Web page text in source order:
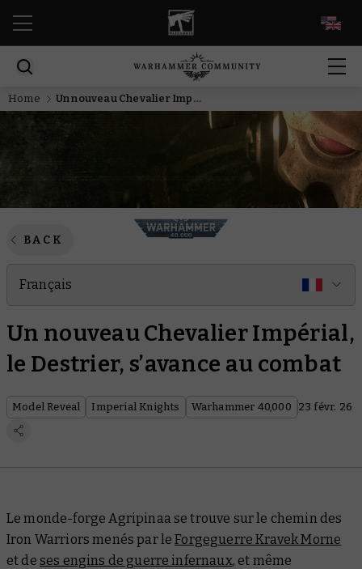
Home Un nouveau Chevalier Impérial, le Destrier, s’avance au combat
BACK
Français
Un nouveau Chevalier Impérial,
le Destrier, s’avance au combat
Model Reveal Imperial Knights Warhammer 40,000 23 févr. 26
Le monde-forge Agripinaa se trouve sur le chemin des
Iron Warriors menés par leForgeguerre Kravek Morne
et de ses engins de guerre infernaux, et même